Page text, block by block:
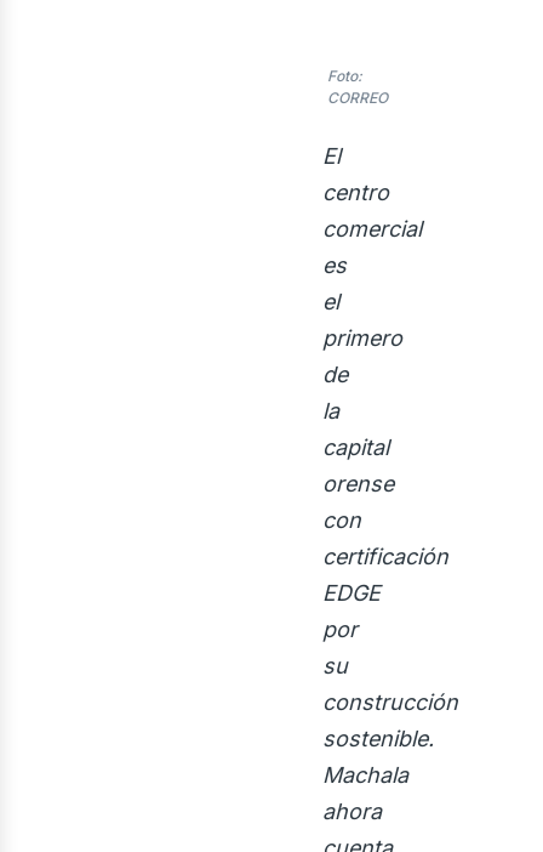
Foto:
CORREO
El
centro
comercial
es
el
primero
de
la
capital
orense
con
certificación
EDGE
por
su
construcción
sostenible.
Machala
ahora